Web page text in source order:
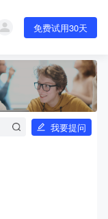
免费试用30天
我要提问